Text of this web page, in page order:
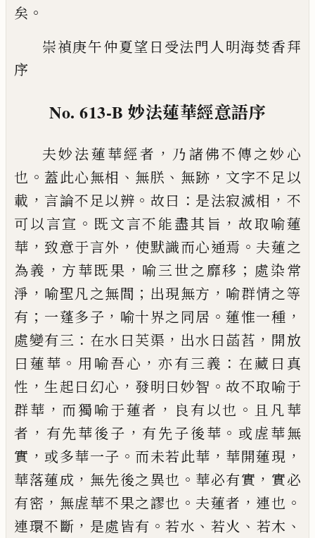
矣 。
崇禎庚午仲夏望日受法門人明海焚香拜
序
No. 613-B 妙法蓮華經意語序
夫妙法蓮華經者 ， 乃諸佛不傳之妙心
也 。 蓋此心無相 、 無朕 、 無跡 ， 文字不足以
載 ， 言論不足以辨 。 故曰 ： 是法寂滅相 ， 不
可以言宣 。 既文言不能盡其旨 ，故取喻蓮
華 ， 致意于言外 ， 使默識而心通焉 。 夫蓮之
為義 ， 方華既果 ， 喻三世之靡移 ； 處染常
淨 ， 喻聖凡之無間 ； 出現無方 ， 喻群情之等
有 ； 一蓬多子 ， 喻十界之同居 。蓮惟一種 ，
處變有三 ： 在水曰芙渠 ， 出水曰菡萏 ， 開放
曰蓮華 。 用喻吾心 ，亦有三義 ： 在藏曰真
性 ，生起曰幻心 ， 發明曰妙智 。故不取喻于
群華 ， 而獨喻于蓮者 ， 良有以也 。 且凡華
者 ， 有先華後子 ， 有先子後華 。 或虗華無
實 ， 或多華一子 。 而未若此華 ， 華開蓮現 ，
華落蓮成 ， 無先後之異也 。 華必有實 ， 實必
有密 ， 無虗華不果之謬也 。 夫蓮者 ， 連也 。
連環不斷 ， 是處皆有 。若水 、 若火 、 若木 、